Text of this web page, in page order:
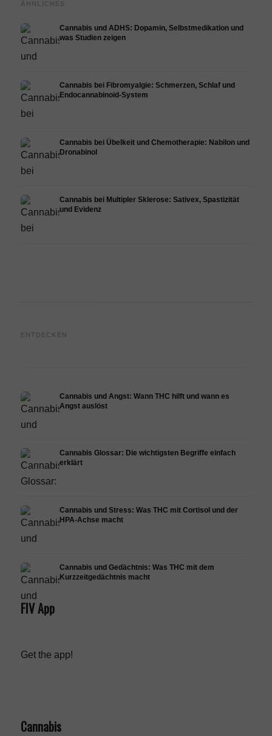
ÄHNLICHES
Cannabis und ADHS: Dopamin, Selbstmedikation und
was Studien zeigen
Cannabis bei Fibromyalgie: Schmerzen, Schlaf und
Endocannabinoid-System
Cannabis bei Übelkeit und Chemotherapie: Nabilon und
Dronabinol
Cannabis bei Multipler Sklerose: Sativex, Spastizität
und Evidenz
ENTDECKEN
Epidiolex und der Stand der
Cannabis und Angst: Wann THC hilft und wann es
Angst auslöst
Cannabis Glossar: Die wichtigsten Begriffe einfach
erklärt
Cannabis und Stress: Was THC mit Cortisol und der
HPA-Achse macht
Cannabis und Gedächtnis: Was THC mit dem
Kurzzeitgedächtnis macht
FIV App
Get the app!
Cannabis